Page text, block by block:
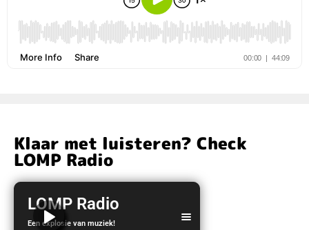
Klaar met luisteren? Check
LOMP Radio
LOMP Radio
Een explosie van muziek!